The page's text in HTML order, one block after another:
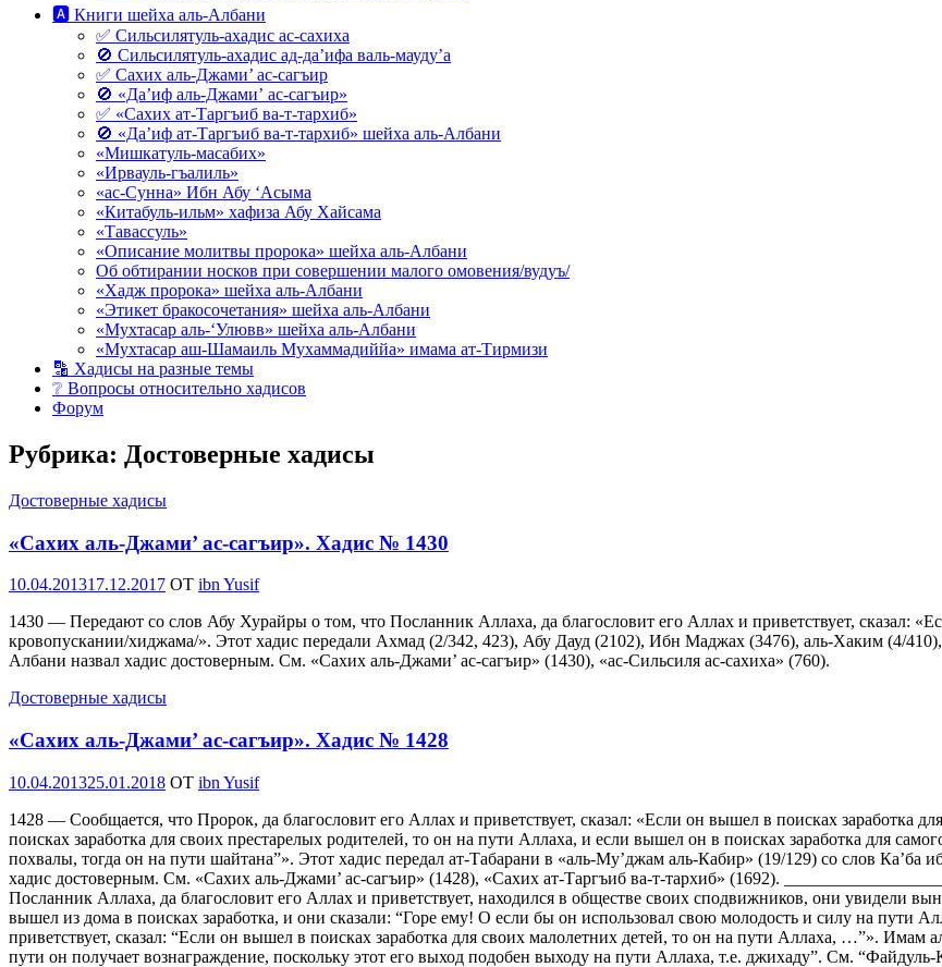
🅰 Книги шейха аль-Албани
✅ Сильсилятуль-ахадис ас-сахиха
🚫 Сильсилятуль-ахадис ад-да’ифа валь-мауду’а
✅ Сахих аль-Джами’ ас-сагъир
🚫 «Да’иф аль-Джами’ ас-сагъир»
✅ «Сахих ат-Таргъиб ва-т-тархиб»
🚫 «Да’иф ат-Таргъиб ва-т-тархиб» шейха аль-Албани
«Мишкатуль-масабих»
«Ирвауль-гъалиль»
«ас-Сунна» Ибн Абу ‘Асыма
«Китабуль-ильм» хафиза Абу Хайсама
«Тавассуль»
«Описание молитвы пророка» шейха аль-Албани
Об обтирании носков при совершении малого омовения/вудуъ/
«Хадж пророка» шейха аль-Албани
«Этикет бракосочетания» шейха аль-Албани
«Мухтасар аль-‘Улювв» шейха аль-Албани
«Мухтасар аш-Шамаиль Мухаммадиййа» имама ат-Тирмизи
🔡 Хадисы на разные темы
❔ Вопросы относительно хадисов
Форум
Рубрика: Достоверные хадисы
Достоверные хадисы
«Сахих аль-Джами’ ас-сагъир». Хадис № 1430
Опубликовано
10.04.201317.12.2017 OT ibn Yusif
1430 — Передают со слов Абу Хурайры о том, что Посланник Аллаха, да благословит его Аллах и приветствует, сказал:
кровопускании/хиджама/». Этот хадис передали Ахмад (2/342, 423), Абу Дауд (2102), Ибн Маджах (3476), аль-Хаким (4/
Албани назвал хадис достоверным. См. «Сахих аль-Джами’ ас-сагъир» (1430), «ас-Сильсиля ас-сахиха» (760).
Достоверные хадисы
«Сахих аль-Джами’ ас-сагъир». Хадис № 1428
Опубликовано
10.04.201325.01.2018 OT ibn Yusif
1428 — Сообщается, что Пророк, да благословит его Аллах и приветствует, сказал: «Если он вышел в поисках заработка
поисках заработка для своих престарелых родителей, то он на пути Аллаха, и если вышел он в поисках заработка для
похвалы, тогда он на пути шайтана”». Этот хадис передал ат-Табарани в «аль-Му’джам аль-Кабир» (19/129) со слов
хадис достоверным. См. «Сахих аль-Джами’ ас-сагъир» (1428), «Сахих ат-Таргъиб ва-т-тархиб» (1692).
Посланник Аллаха, да благословит его Аллах и приветствует, находился в обществе своих сподвижников, они увидели
вышел из дома в поисках заработка, и они сказали: “Горе ему! О если бы он использовал свою молодость и силу на пути
приветствует, сказал: “Если он вышел в поисках заработка для своих малолетних детей, то он на пути Аллаха, …”». Имам
пути он получает вознаграждение, поскольку этот его выход подобен выходу на пути Аллаха, т.е. джихаду”. См. “Файдуль-